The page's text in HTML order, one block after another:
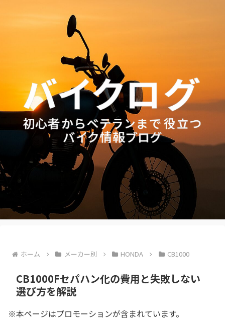
ホーム メーカー別 HONDA CB1000
CB1000Fセパハン化の費用と失敗しない
選び方を解説
※本ページはプロモーションが含まれています。